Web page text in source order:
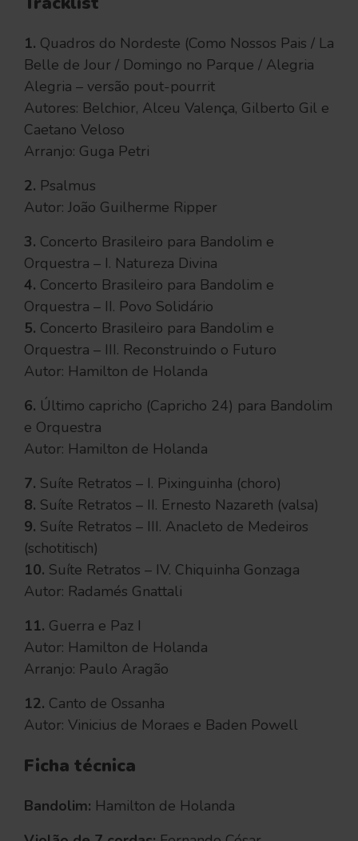
1. Quadros do Nordeste (Como Nossos Pais / La
Belle de Jour / Domingo no Parque / Alegria
Alegria – versão pout-pourrit
Autores: Belchior, Alceu Valença, Gilberto Gil e
Caetano Veloso
Arranjo: Guga Petri
2. Psalmus
Autor: João Guilherme Ripper
3. Concerto Brasileiro para Bandolim e
Orquestra – I. Natureza Divina
4. Concerto Brasileiro para Bandolim e
Orquestra – II. Povo Solidário
5. Concerto Brasileiro para Bandolim e
Orquestra – III. Reconstruindo o Futuro
Autor: Hamilton de Holanda
6. Último capricho (Capricho 24) para Bandolim
e Orquestra
Autor: Hamilton de Holanda
7. Suíte Retratos – I. Pixinguinha (choro)
8. Suíte Retratos – II. Ernesto Nazareth (valsa)
9. Suíte Retratos – III. Anacleto de Medeiros
(schotitisch)
10. Suíte Retratos – IV. Chiquinha Gonzaga
Autor: Radamés Gnattali
11. Guerra e Paz I
Autor: Hamilton de Holanda
Arranjo: Paulo Aragão
12. Canto de Ossanha
Autor: Vinicius de Moraes e Baden Powell
Ficha técnica
Bandolim: Hamilton de Holanda